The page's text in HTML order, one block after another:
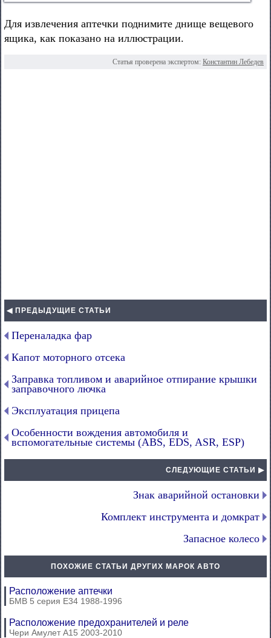
Для извлечения аптечки поднимите днище вещевого
ящика, как показано на иллюстрации.
Статья проверена экспертом: Константин Лебедев
◀ ПРЕДЫДУЩИЕ СТАТЬИ
Переналадка фар
Капот моторного отсека
Заправка топливом и аварийное отпирание крышки
заправочного лючка
Эксплуатация прицепа
Особенности вождения автомобиля и
вспомогательные системы (ABS, EDS, ASR, ESP)
СЛЕДУЮЩИЕ СТАТЬИ ▶
Знак аварийной остановки
Комплект инструмента и домкрат
Запасное колесо
ПОХОЖИЕ СТАТЬИ ДРУГИХ МАРОК АВТО
Расположение аптечки
БМВ 5 серия Е34 1988-1996
Расположение предохранителей и реле
Чери Амулет А15 2003-2010